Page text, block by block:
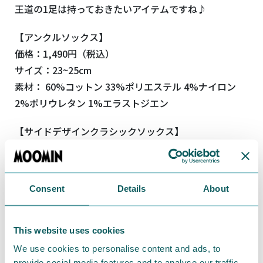
Consent Details About
This website uses cookies
We use cookies to personalise content and ads, to
王道の1足は持っておきたいアイテムですね♪
【アンクルソックス】
価格：1,490円（税込）
サイズ：23~25cm
素材： 60%コットン 33%ポリエステル 4%ナイロン
2%ポリウレタン 1%エラストジエン
【サイドデザインクラシックソックス】
価格：1,490円（税込）
サイズ：23~25cm
アンクルソックスご購入リンク
サイドクラシックソックスご購入リンク